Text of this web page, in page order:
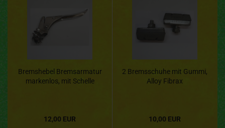
Bremshebel Bremsarmatur
markenlos, mit Schelle
12,00 EUR
2 Bremsschuhe mit Gummi,
Alloy Fibrax
10,00 EUR